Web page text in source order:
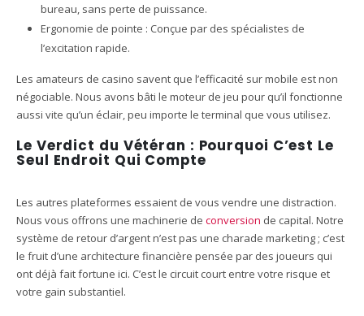
bureau, sans perte de puissance.
Ergonomie de pointe : Conçue par des spécialistes de
l’excitation rapide.
Les amateurs de casino savent que l’efficacité sur mobile est non
négociable. Nous avons bâti le moteur de jeu pour qu’il fonctionne
aussi vite qu’un éclair, peu importe le terminal que vous utilisez.
Le Verdict du Vétéran : Pourquoi C’est Le
Seul Endroit Qui Compte
Les autres plateformes essaient de vous vendre une distraction.
Nous vous offrons une machinerie de conversion de capital. Notre
système de retour d’argent n’est pas une charade marketing ; c’est
le fruit d’une architecture financière pensée par des joueurs qui
ont déjà fait fortune ici. C’est le circuit court entre votre risque et
votre gain substantiel.